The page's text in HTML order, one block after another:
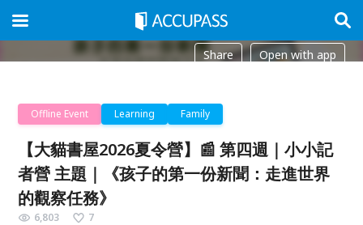
Share Open with app
Offline Event Learning Family
【大貓書屋2026夏令營】📰 第四週｜小小記
者營 主題｜《孩子的第一份新聞：走進世界
的觀察任務》
6,803 7